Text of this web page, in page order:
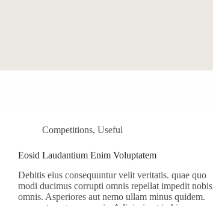
Competitions,Useful
Eosid Laudantium Enim Voluptatem
Debitis eius consequuntur velit veritatis. quae quo
modi ducimus corrupti omnis repellat impedit nobis
omnis. Asperiores aut nemo ullam minus quidem.